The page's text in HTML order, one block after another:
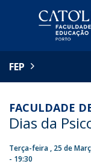
FEP
FACULDADE
Dias da
Terça-feira , 25 de
- 19:30